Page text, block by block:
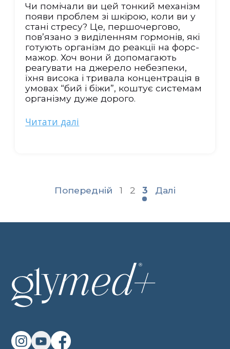
Чи помічали ви цей тонкий механізм
появи проблем зі шкірою, коли ви у
стані стресу? Це, першочергово,
пов’язано з виділенням гормонів, які
готують організм до реакції на форс-
мажор. Хоч вони й допомагають
реагувати на джерело небезпеки,
їхня висока і тривала концентрація в
умовах “бий і біжи”, коштує системам
організму дуже дорого.
Читати далі
Попередній 1 2 3 Далі